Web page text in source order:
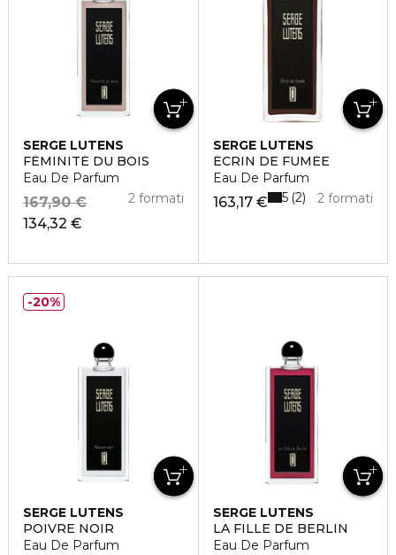
SERGE LUTENS
FÉMINITÉ DU BOIS
Eau De Parfum
134,32 €
167,90 € 2 formati
SERGE LUTENS
ÉCRIN DE FUMÉE
Eau De Parfum
163,17 € 2 formati
5 2
SERGE LUTENS
POIVRE NOIR
Eau De Parfum
20%
SERGE LUTENS
LA FILLE DE BERLIN
Eau De Parfum